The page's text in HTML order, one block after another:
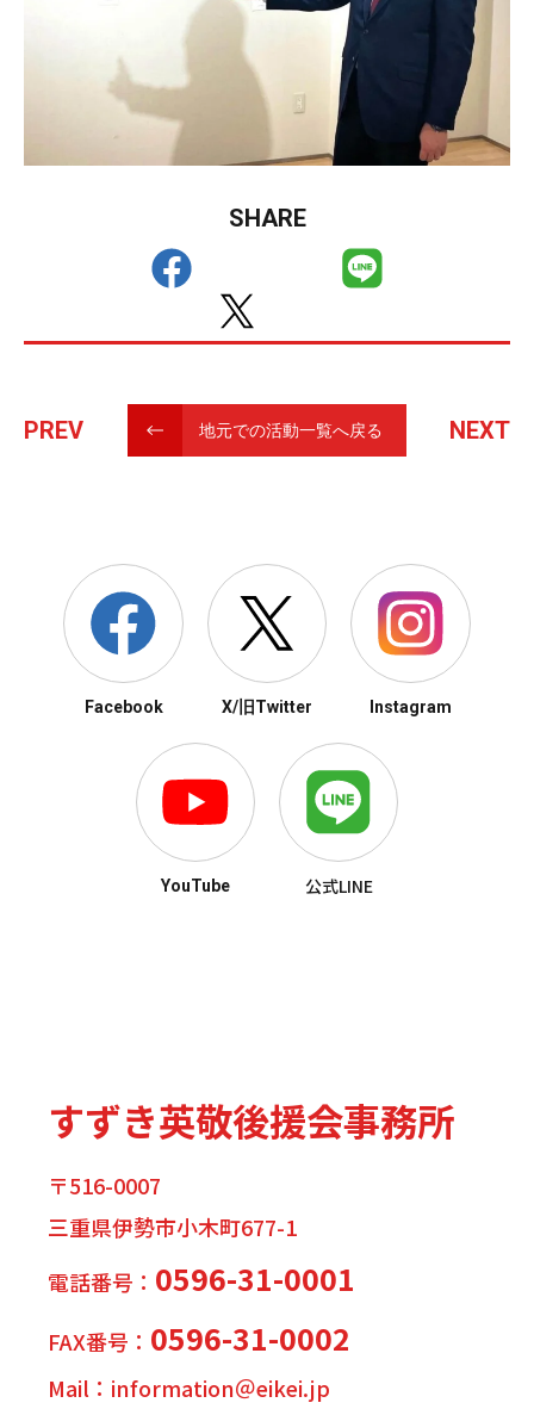
SHARE
PREV 地元での活動一覧へ戻る NEXT
Facebook X/旧Twitter Instagram
YouTube 公式LINE
すずき英敬後援会事務所
〒516-0007
三重県伊勢市小木町677-1
電話番号： 0596-31-0001
FAX番号： 0596-31-0002
Mail：information＠eikei.jp